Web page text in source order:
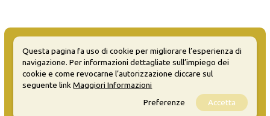
MATERA WELCOME EVENTS
Questa pagina fa uso di cookie per migliorare l’esperienza di
navigazione. Per informazioni dettagliate sull’impiego dei
cookie e come revocarne l’autorizzazione cliccare sul
seguente linkMaggiori Informazioni
Preferenze
Accetta